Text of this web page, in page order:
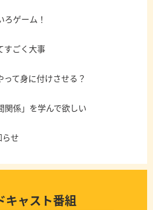
ゲーム！
すごく大事
って身に付けさせる？
関係」を学んで欲しい
せ
ャスト番組